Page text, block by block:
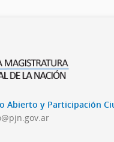
Abierto y Participación